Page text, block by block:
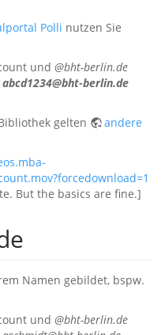
Polli nutzen Sie
und @bht-berlin.de
abcd1234@bht-berlin.de
gelten
andere
But the basics are fine.]
Namen gebildet, bspw.
und @bht-berlin.de